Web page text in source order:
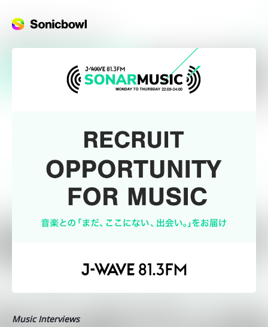
Music Interviews